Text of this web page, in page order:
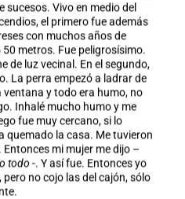
sucesos. Vivo en medio del
el primero fue además
con muchos años de
metros. Fue peligrosísimo.
de luz vecinal. En el segundo,
La perra empezó a ladrar de
y todo era humo, no
Inhalé mucho humo y me
fue muy cercano, si lo
quemado la casa. Me tuvieron
mi mujer me dijo –
todo -. Y así fue. Entonces yo
no cojo las del cajón, sólo